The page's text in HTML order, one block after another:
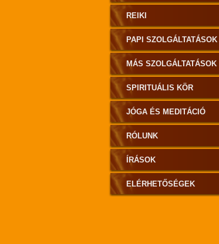
REIKI
PAPI SZOLGÁLTATÁSOK
MÁS SZOLGÁLTATÁSOK
SPIRITUÁLIS KÖR
JÓGA ÉS MEDITÁCIÓ
RÓLUNK
ÍRÁSOK
ELÉRHETŐSÉGEK